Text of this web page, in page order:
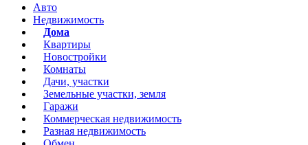
Авто
Недвижимость
Дома
Квартиры
Новостройки
Комнаты
Дачи, участки
Земельные участки, земля
Гаражи
Коммерческая недвижимость
Разная недвижимость